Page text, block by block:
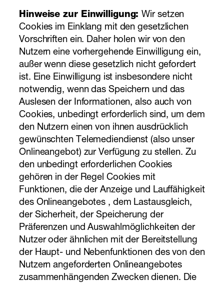
Hinweise zur Einwilligung: Wir setzen
Cookies im Einklang mit den gesetzlichen
Vorschriften ein. Daher holen wir von den
Nutzern eine vorhergehende Einwilligung ein,
außer wenn diese gesetzlich nicht gefordert
ist. Eine Einwilligung ist insbesondere nicht
notwendig, wenn das Speichern und das
Auslesen der Informationen, also auch von
Cookies, unbedingt erforderlich sind, um dem
den Nutzern einen von ihnen ausdrücklich
gewünschten Telemediendienst (also unser
Onlineangebot) zur Verfügung zu stellen. Zu
den unbedingt erforderlichen Cookies
gehören in der Regel Cookies mit
Funktionen, die der Anzeige und Lauffähigkeit
des Onlineangebotes , dem Lastausgleich,
der Sicherheit, der Speicherung der
Präferenzen und Auswahlmöglichkeiten der
Nutzer oder ähnlichen mit der Bereitstellung
der Haupt- und Nebenfunktionen des von den
Nutzern angeforderten Onlineangebotes
zusammenhängenden Zwecken dienen. Die